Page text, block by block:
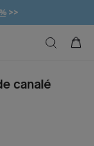
>>
canalé